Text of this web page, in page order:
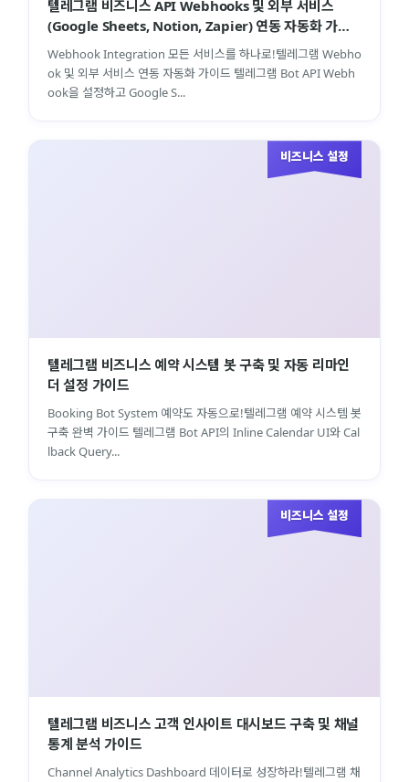
텔레그램 비즈니스 API Webhooks 및 외부 서비스
(Google Sheets, Notion, Zapier) 연동 자동화 가이
드
Webhook Integration 모든 서비스를 하나로!텔레그램 Webho
ok 및 외부 서비스 연동 자동화 가이드 텔레그램 Bot API Webh
ook을 설정하고 Google S...
비즈니스 설정
텔레그램 비즈니스 예약 시스템 봇 구축 및 자동 리마인
더 설정 가이드
Booking Bot System 예약도 자동으로!텔레그램 예약 시스템 봇
구축 완벽 가이드 텔레그램 Bot API의 Inline Calendar UI와 Cal
lback Query...
비즈니스 설정
텔레그램 비즈니스 고객 인사이트 대시보드 구축 및 채널
통계 분석 가이드
Channel Analytics Dashboard 데이터로 성장하라!텔레그램 채